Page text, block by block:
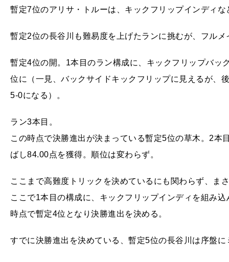
暫定7位のアリサ・トルーは、キックフリップインディ
暫定2位の長谷川も難易度を上げたランに挑むが、フルメ
暫定4位の開。1本目のラン構成に、キックフリップバッ
位に（一見、バックサイドキックフリップに見えるが、
5-0になる）。
ラン3本目。
この時点で決勝進出が決まっている暫定5位の草木。2本
ばし84.00点を獲得。順位は変わらず。
ここまで高難度トリックを決めているにも関わらず、ま
ここで1本目の構成に、キックフリップインディを組み
時点で暫定4位となり決勝進出を決める。
すでに決勝進出を決めている、暫定5位の長谷川は序盤に